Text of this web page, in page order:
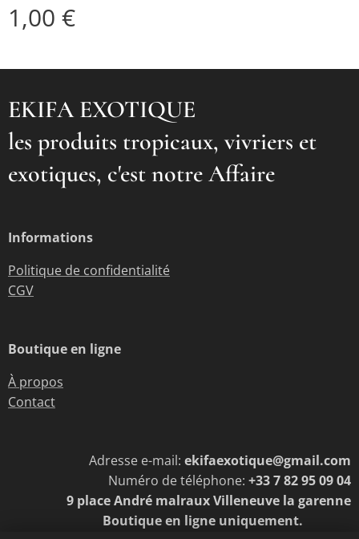
1,00 €
EKIFA EXOTIQUE
les produits tropicaux, vivriers et
exotiques, c'est notre Affaire
Informations
Politique de confidentialité
CGV
Boutique en ligne
À propos
Contact
Adresse e-mail: ekifaexotique@gmail.com
Numéro de téléphone: +33 7 82 95 09 04
9 place André malraux Villeneuve la garenne
Boutique en ligne uniquement.